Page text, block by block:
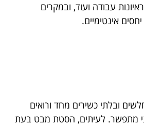
עבודה ועוד, ובמקרים
אינטימיים.
ובלתי כשירים מחד ורואים
מתפשר. לעיתים, הסטת מבט בעת